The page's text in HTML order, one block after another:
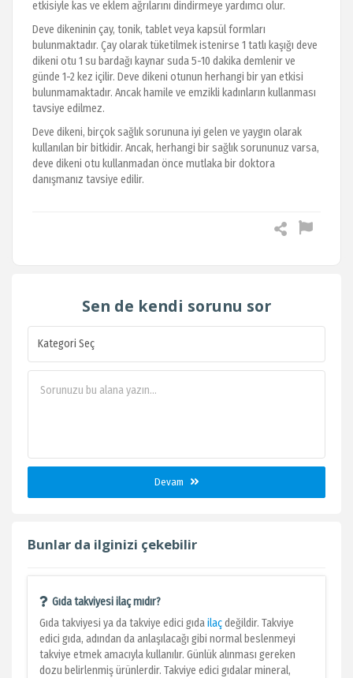
etkisiyle kas ve eklem ağrılarını dindirmeye yardımcı olur.
Deve dikeninin çay, tonik, tablet veya kapsül formları
bulunmaktadır. Çay olarak tüketilmek istenirse 1 tatlı kaşığı deve
dikeni otu 1 su bardağı kaynar suda 5-10 dakika demlenir ve
günde 1-2 kez içilir. Deve dikeni otunun herhangi bir yan etkisi
bulunmamaktadır. Ancak hamile ve emzikli kadınların kullanması
tavsiye edilmez.
Deve dikeni, birçok sağlık sorununa iyi gelen ve yaygın olarak
kullanılan bir bitkidir. Ancak, herhangi bir sağlık sorununuz varsa,
deve dikeni otu kullanmadan önce mutlaka bir doktora
danışmanız tavsiye edilir.
Sen de kendi sorunu sor
Devam
Bunlar da ilginizi çekebilir
Gıda takviyesi ilaç mıdır?
Gıda takviyesi ya da takviye edici gıdailaçdeğildir. Takviye
edici gıda, adından da anlaşılacağı gibi normal beslenmeyi
takviye etmek amacıyla kullanılır. Günlük alınması gereken
dozu belirlenmiş ürünlerdir. Takviye edici gıdalar mineral,